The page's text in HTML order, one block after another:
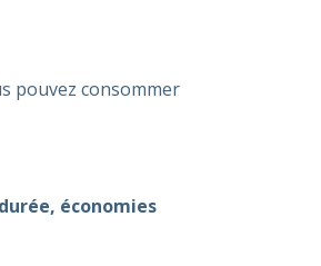
pouvez consommer
économies